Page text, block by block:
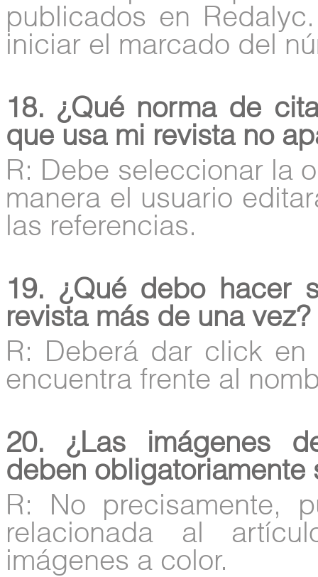
publicados en
iniciar el marcado del
18. ¿Qué norma de
que usa mi revista no
R: Debe seleccionar la
manera el usuario
las referencias.
19. ¿Qué debo hacer
revista más de una vez?
R: Deberá dar click
encuentra frente al
20. ¿Las imágenes
deben obligatoriamente
R: No precisamente,
relacionada al
imágenes a color.